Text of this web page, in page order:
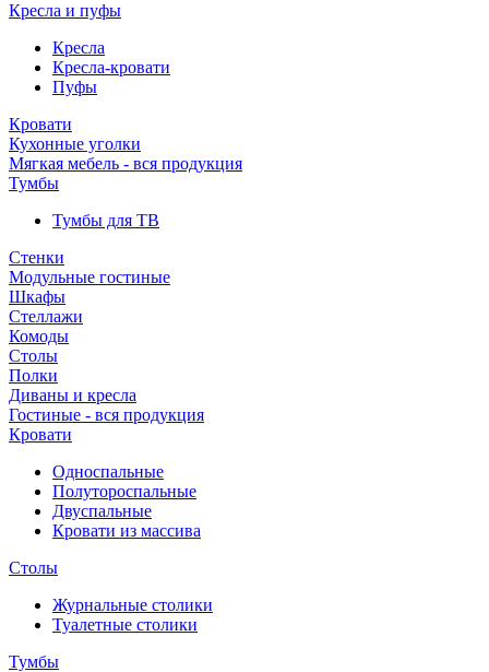
Кресла и пуфы
Кресла
Кресла-кровати
Пуфы
Кровати
Кухонные уголки
Мягкая мебель - вся продукция
Тумбы
Тумбы для ТВ
Стенки
Модульные гостиные
Шкафы
Стеллажи
Комоды
Столы
Полки
Диваны и кресла
Гостиные - вся продукция
Кровати
Односпальные
Полутороспальные
Двуспальные
Кровати из массива
Столы
Журнальные столики
Туалетные столики
Тумбы